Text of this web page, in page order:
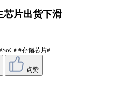
芯片出货下滑
#存储芯片#
点赞